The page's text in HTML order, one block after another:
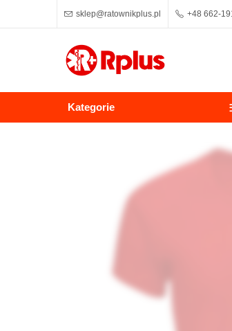
sklep@ratownikplus.pl +48 662-
Kategorie